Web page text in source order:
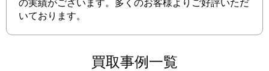
の実績がございます。多くのお客様よりご好評いただ
いております。
買取事例一覧